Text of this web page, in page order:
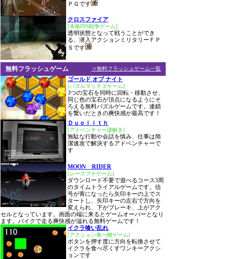
ＰＧです
クロスファイア
[本格FPS戦争ゲーム]
透明状態となって戦うことができ
る、潜入アクションミリタリーＦＰ
Ｓです
⇒無料フラッシュゲーム一覧
無料フラッシュゲーム
ゴールド オブ ナイト
[パズルマッチ３ゲーム]
3つの宝石を同時に回転・移動させ、
同じ色の宝石が頂点になるようにそ
ろえる無料パズルゲームです。連鎖
を繋いだときの爽快感が最高です！
Ｄｕｏｌｉｔｈ
[アドベンチャー謎解き]
無駄な行動や会話を慎み、仕事は簡
潔速攻で解決するアドベンチャーで
す
MOON RIDER
[レースプチゲーム]
ダウンロード不要で遊べるコース3周
のタイムトライアルゲームです。信
号が青になったら矢印キーの上でス
タートし、矢印キーの左右で方向を
変えられ、下がブレーキ、上がアク
セルとなっています。画面の端に来るとゲームオーバーとなり
ます。バイクで走る爽快感が溢れる無料ゲームです！
イクラ喰い乱れ
[アクション食べ物ゲーム]
ボタンを押す度に方向を転換させて
イクラを食べ尽くすワンキーアクシ
ョンです